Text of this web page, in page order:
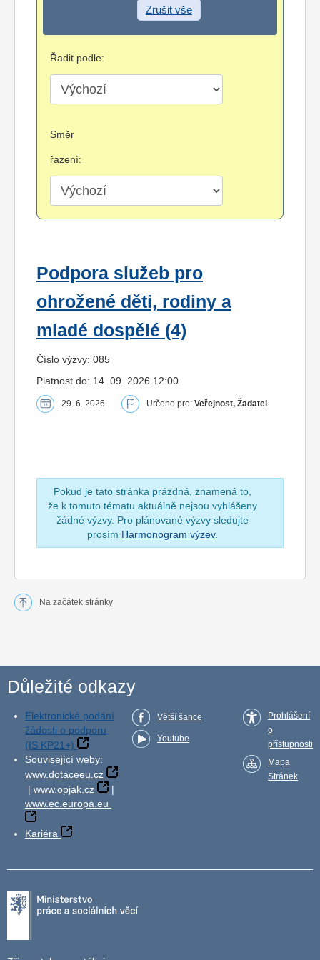
Zrušit vše
Řadit podle:
Směr
řazení:
Podpora služeb pro
ohrožené děti, rodiny a
mladé dospělé (4)
Číslo výzvy: 085
Platnost do: 14. 09. 2026 12:00
29. 6. 2026 Určeno pro: Veřejnost, Žadatel
Pokud je tato stránka prázdná, znamená to,
že k tomuto tématu aktuálně nejsou vyhlášeny
žádné výzvy. Pro plánované výzvy sledujte
prosím Harmonogram výzev.
Na začátek stránky
Důležité odkazy
Elektronické podání
žádosti o podporu
(IS KP21+)
Související weby:
www.dotaceeu.cz
| www.opjak.cz
|
www.ec.europa.eu
Kariéra
Větší šance
Youtube
Prohlášení
o
přístupnosti
Mapa
Stránek